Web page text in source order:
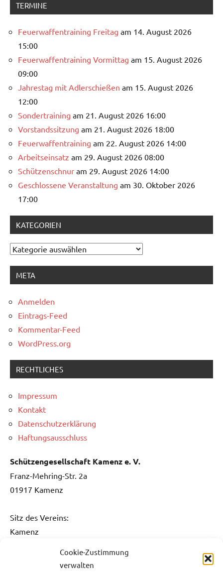
Cookie-Zustimmung
verwalten
TERMINE
Feuerwaffentraining Freitag am 14. August 2026
15:00
Feuerwaffentraining Vormittag am 15. August 2026
09:00
Jahrestag mit Adlerschießen am 15. August 2026
12:00
Sondertraining am 21. August 2026 16:00
Vorstandssitzung am 21. August 2026 18:00
Feuerwaffentraining am 22. August 2026 14:00
Arbeitseinsatz am 29. August 2026 08:00
Schützenschnur am 29. August 2026 14:00
Geschlossene Veranstaltung am 30. Oktober 2026
17:00
KATEGORIEN
Kategorien
META
Anmelden
Eintrags-Feed
Kommentar-Feed
WordPress.org
RECHTLICHES
Impressum
Kontakt
Datenschutzerklärung
Haftungsausschluss
Schützengesellschaft Kamenz e. V.
Franz-Mehring-Str. 2a
01917 Kamenz
Sitz des Vereins:
Kamenz
Fon: 0151 / 5061 1482